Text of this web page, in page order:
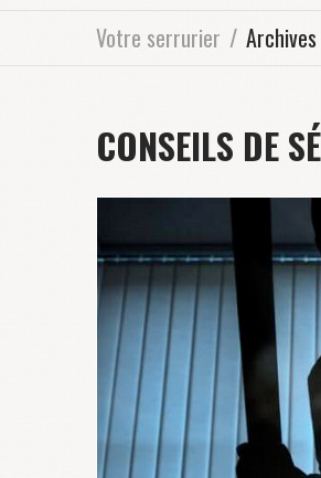
Votre serrurier
CONSEILS DE